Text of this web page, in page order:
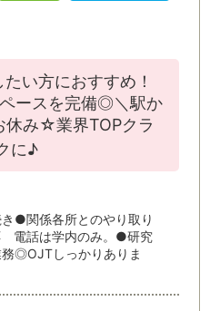
い方におすすめ！
ースを完備◎＼駅か
み☆業界TOPクラ
に♪
●関係各所とのやり取り
電話は学内のみ。●研究
◎OJTしっかりありま